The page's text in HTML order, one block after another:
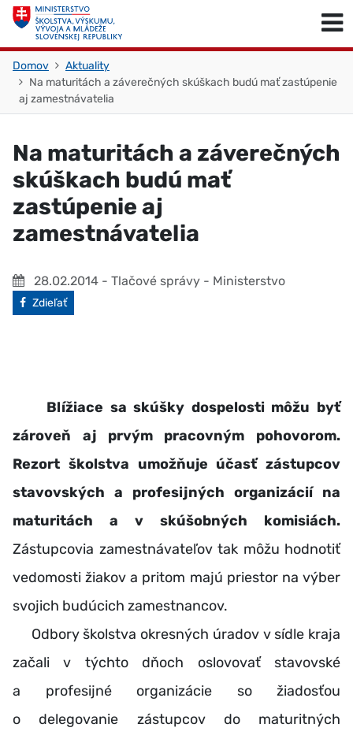
Skočiť na obsah
Domov
Aktuality
Na maturitách a záverečných skúškach budú mať zastúpenie
aj zamestnávatelia
Na maturitách a záverečných
skúškach budú mať
zastúpenie aj
zamestnávatelia
28.02.2014 - Tlačové správy - Ministerstvo
Facebook
Zdieľať
Blížiace sa skúšky dospelosti môžu byť
zároveň aj prvým pracovným pohovorom.
Rezort školstva umožňuje účasť zástupcov
stavovských a profesijných organizácií na
maturitách a v skúšobných komisiách.
Zástupcovia zamestnávateľov tak môžu hodnotiť
vedomosti žiakov a pritom majú priestor na výber
svojich budúcich zamestnancov.
Odbory školstva okresných úradov v sídle kraja
začali v týchto dňoch oslovovať stavovské
a profesijné organizácie so žiadosťou
o delegovanie zástupcov do maturitných
Skočiť na začiatok stránky